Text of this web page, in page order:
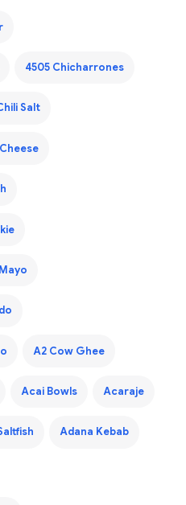
4505 Chicharrones
Salt
A2 Cow Ghee
Acai Bowls Acaraje
Adana Kebab